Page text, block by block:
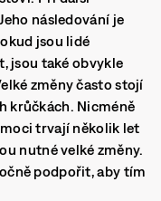
následování je
jsou lidé
jsou také obvykle
změny často stojí
krůčkách. Nicméně
trvají několik let
nutné velké změny.
podpořit, aby tím